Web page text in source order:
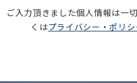
ご入力頂きました個人情報は一
くはプライバシー・ポリシ